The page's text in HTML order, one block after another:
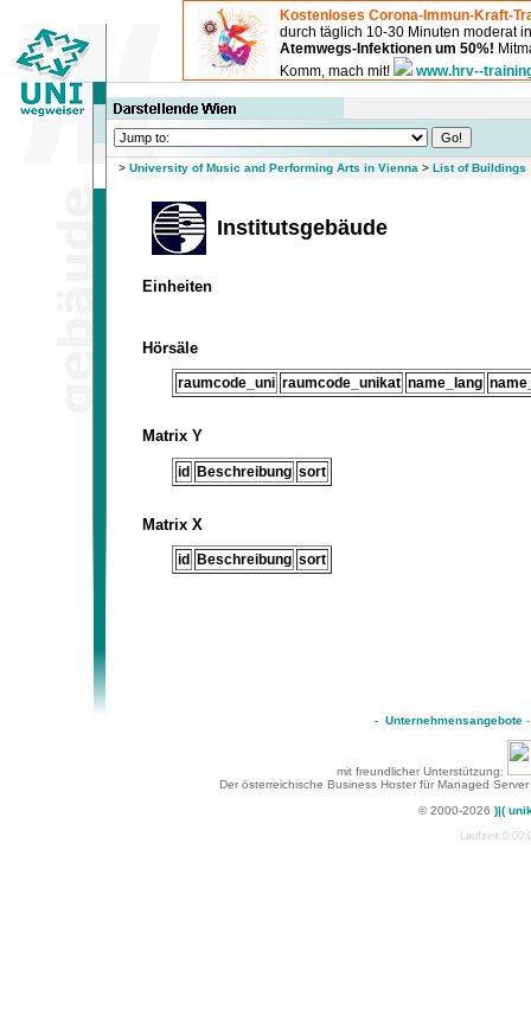
Kostenloses Corona-Immun-Kraft-
durch täglich 10-30 Minuten moderat
Atemwegs-Infektionen um 50%!
Komm, mach mit!
www.hrv--
> University of Music and Performing Arts in Vienna > List of Buildings
Institutsgebäude
Einheiten
Hörsäle
raumcode_uni raumcode_unikat name_lang
Matrix Y
id Beschreibung sort
Matrix X
id Beschreibung sort
- Unternehmensangebote
mit freundlicher Unterstützung:
Der österreichische Business Hoster für Managed
© 2000-2026 )|(